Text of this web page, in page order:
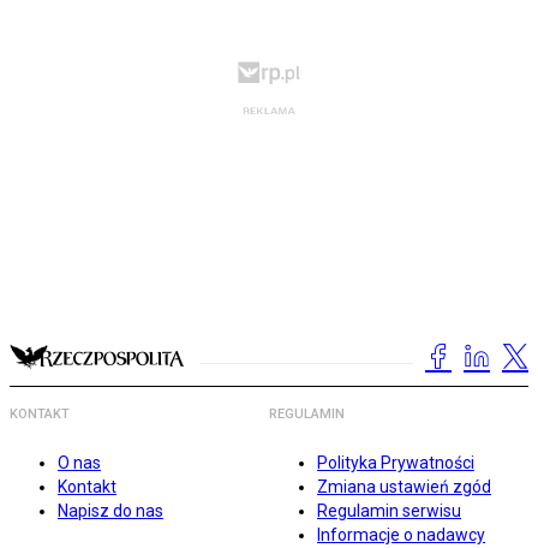
KONTAKT
O nas
Kontakt
Napisz do nas
REGULAMIN
Polityka Prywatności
Zmiana ustawień zgód
Regulamin serwisu
Informacje o nadawcy